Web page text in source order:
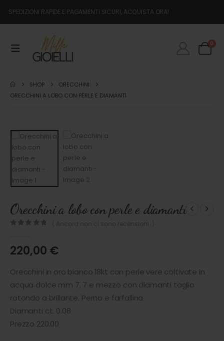
SPEDIZIONI RAPIDE E PAGAMENTI SICURI, ACQUISTA ORA!
0
SHOP
ORECCHINI
ORECCHINI A LOBO CON PERLE E DIAMANTI
Orecchini a lobo con perle e diamanti
220,00 €
Orecchini in oro bianco 18kt con perle vere coltivate in
acqua dolce mm 7, 7 e mezzo con diamanti taglio
rotondo a brillante. Perno e farfallina
Diamanti ct. 0.08
Prezzo 220.00